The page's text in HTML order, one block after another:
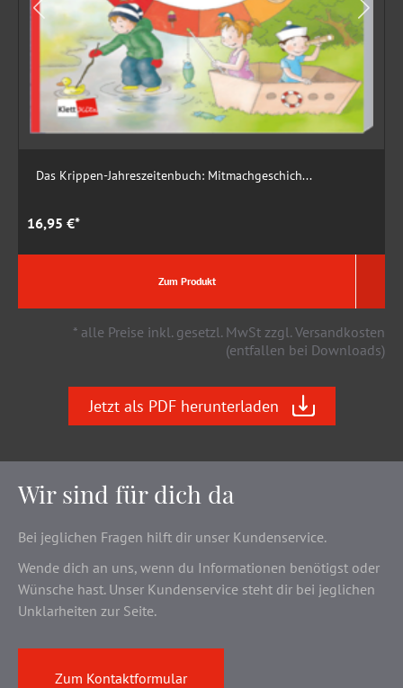
Das Krippen-Jahreszeitenbuch: Mitmachgeschich...
16,95 €*
Zum Produkt
* alle Preise inkl. gesetzl. MwSt zzgl. Versandkosten
(entfallen bei Downloads)
Jetzt als PDF herunterladen
Wir sind für dich da
Bei jeglichen Fragen hilft dir unser Kundenservice.
Wende dich an uns, wenn du Informationen benötigst oder
Wünsche hast. Unser Kundenservice steht dir bei jeglichen
Unklarheiten zur Seite.
Zum Kontaktformular